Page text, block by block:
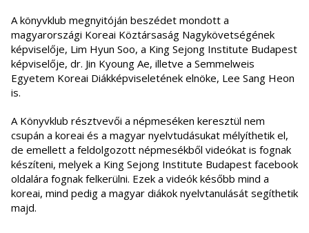
A könyvklub megnyitóján beszédet mondott a
magyarországi Koreai Köztársaság Nagykövetségének
képviselője, Lim Hyun Soo, a King Sejong Institute Budapest
képviselője, dr. Jin Kyoung Ae, illetve a Semmelweis
Egyetem Koreai Diákképviseletének elnöke, Lee Sang Heon
is.
A Könyvklub résztvevői a népmeséken keresztül nem
csupán a koreai és a magyar nyelvtudásukat mélyíthetik el,
de emellett a feldolgozott népmesékből videókat is fognak
készíteni, melyek a King Sejong Institute Budapest facebook
oldalára fognak felkerülni. Ezek a videók később mind a
koreai, mind pedig a magyar diákok nyelvtanulását segíthetik
majd.